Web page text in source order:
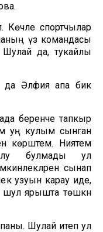
Көчле спортчылар
үз командасы
Шулай да, тукайлы
да Әлфия апа бик
беренче тапкыр
уң кулым сынган
көрәштем. Ниятем
булмады ул
сынап
узуын карау иде,
ярышта төшкән
Шулай итеп ул